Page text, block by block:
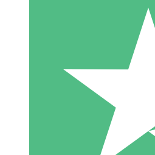
10 Downloads
20 00